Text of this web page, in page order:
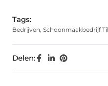
Tags:
Bedrijven, Schoonmaakbedrijf
Delen: